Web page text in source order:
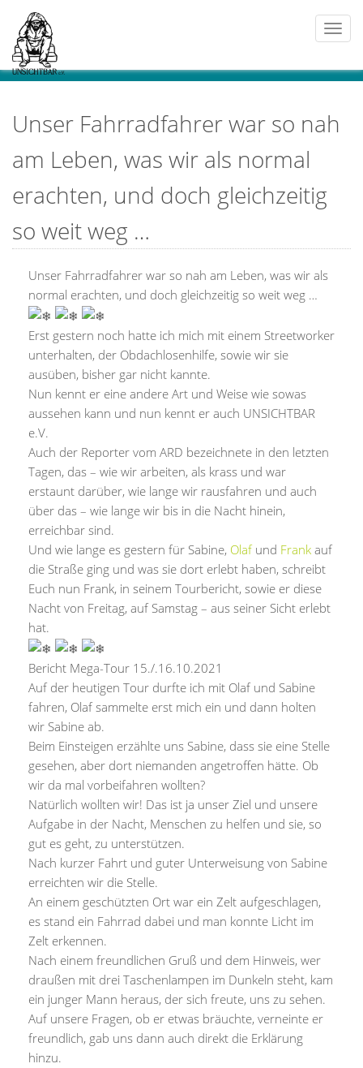
Unser Fahrradfahrer war so nah
am Leben, was wir als normal
erachten, und doch gleichzeitig
so weit weg …
Unser Fahrradfahrer war so nah am Leben, was wir als
normal erachten, und doch gleichzeitig so weit weg …
Erst gestern noch hatte ich mich mit einem Streetworker
unterhalten, der Obdachlosenhilfe, sowie wir sie
ausüben, bisher gar nicht kannte.
Nun kennt er eine andere Art und Weise wie sowas
aussehen kann und nun kennt er auch UNSICHTBAR
e.V.
Auch der Reporter vom ARD bezeichnete in den letzten
Tagen, das – wie wir arbeiten, als krass und war
erstaunt darüber, wie lange wir rausfahren und auch
über das – wie lange wir bis in die Nacht hinein,
erreichbar sind.
Und wie lange es gestern für Sabine, Olafund Frank auf
die Straße ging und was sie dort erlebt haben, schreibt
Euch nun Frank, in seinem Tourbericht, sowie er diese
Nacht von Freitag, auf Samstag – aus seiner Sicht erlebt
hat.
Bericht Mega-Tour 15./.16.10.2021
Auf der heutigen Tour durfte ich mit Olaf und Sabine
fahren, Olaf sammelte erst mich ein und dann holten
wir Sabine ab.
Beim Einsteigen erzählte uns Sabine, dass sie eine Stelle
gesehen, aber dort niemanden angetroffen hätte. Ob
wir da mal vorbeifahren wollten?
Natürlich wollten wir! Das ist ja unser Ziel und unsere
Aufgabe in der Nacht, Menschen zu helfen und sie, so
gut es geht, zu unterstützen.
Nach kurzer Fahrt und guter Unterweisung von Sabine
erreichten wir die Stelle.
An einem geschützten Ort war ein Zelt aufgeschlagen,
es stand ein Fahrrad dabei und man konnte Licht im
Zelt erkennen.
Nach einem freundlichen Gruß und dem Hinweis, wer
draußen mit drei Taschenlampen im Dunkeln steht, kam
ein junger Mann heraus, der sich freute, uns zu sehen.
Auf unsere Fragen, ob er etwas bräuchte, verneinte er
freundlich, gab uns dann auch direkt die Erklärung
hinzu.